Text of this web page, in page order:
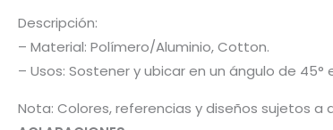
Descripción:
– Material: Polímero/Aluminio, Cotton.
– Usos: Sostener y ubicar en un ángulo de 45°
Nota: Colores, referencias y diseños sujetos